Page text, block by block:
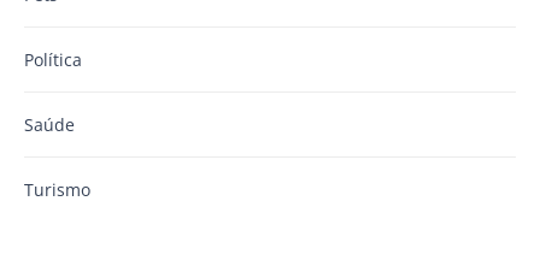
Política
Saúde
Turismo